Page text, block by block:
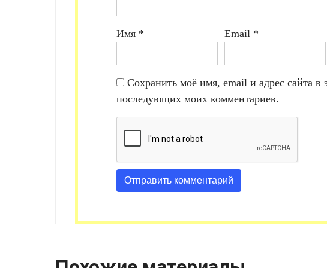
Имя * Email *
Сохранить моё имя, email и адрес сайта в
последующих моих комментариев.